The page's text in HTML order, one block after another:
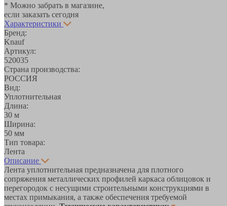
* Можно забрать в магазине,
если заказать сегодня
Характеристики
Бренд:
Knauf
Артикул:
520035
Страна производства:
РОССИЯ
Вид:
Уплотнительная
Длина:
30 м
Ширина:
50 мм
Тип товара:
Лента
Описание
Лента уплотнительная предназначена для плотного
сопряжения металлических профилей каркаса облицовок и
перегородок с несущими строительными конструкциями в
местах примыкания, а также обеспечения требуемой